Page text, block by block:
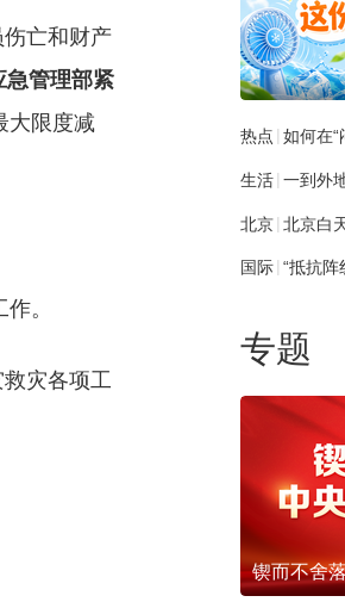
亡和财产
急管理部紧
大限度减
。
灾各项工
热点 | 如何在“
生活| 一到外
北京| 北京白
国际| “抵抗阵
专题
锲而不舍